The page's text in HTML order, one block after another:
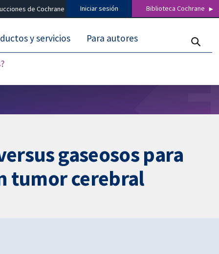
de Cochrane Iniciar sesión Biblioteca Cochrane
y servicios Para autores
gaseosos para
tumor cerebral